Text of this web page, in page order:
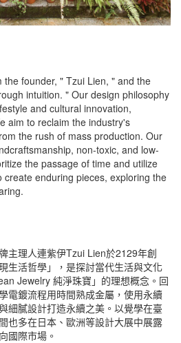
founder, " Tzui Lien, " and the
intuition. " Our design philosophy
and cultural innovation,
aim to reclaim the industry's
the rush of mass production. Our
non-toxic, and low-
the passage of time and utilize
create enduring pieces, exploring the
主理人連紫伊Tzui Lien於2129年創
生活哲學」，是探討當代生活與文化
Jewelry 純淨珠寶」的理想概念。回
電鍍流程用時間熟成金屬，使用永續
細膩設計打造永續之美。以覺學在臺
也多在日本、歐洲等設計大展中展露
國際市場。